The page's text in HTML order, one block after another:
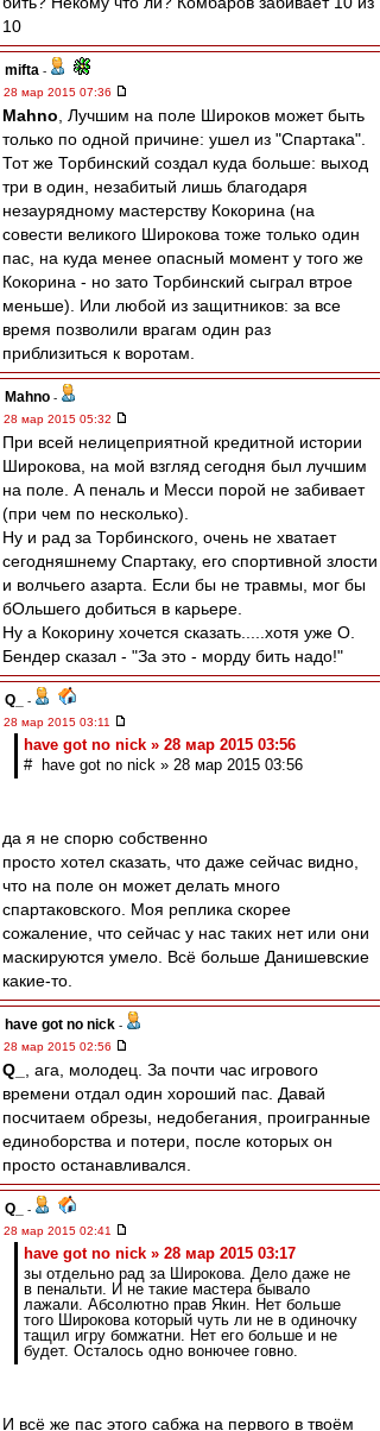
10
mifta -
28 мар 2015 07:36
Mahno , Лучшим на поле Широков может быть
только по одной причине: ушел из "Спартака".
Тот же Торбинский создал куда больше: выход
три в один, незабитый лишь благодаря
незаурядному мастерству Кокорина (на
совести великого Широкова тоже только один
пас, на куда менее опасный момент у того же
Кокорина - но зато Торбинский сыграл втрое
меньше). Или любой из защитников: за все
время позволили врагам один раз
приблизиться к воротам.
Mahno -
28 мар 2015 05:32
При всей нелицеприятной кредитной истории
Широкова, на мой взгляд сегодня был лучшим
на поле. А пеналь и Месси порой не забивает
(при чем по несколько).
Ну и рад за Торбинского, очень не хватает
сегодняшнему Спартаку, его спортивной злости
и волчьего азарта. Если бы не травмы, мог бы
бОльшего добиться в карьере.
Ну а Кокорину хочется сказать.....хотя уже О.
Бендер сказал - "За это - морду бить надо!"
Q_
-
28 мар 2015 03:11
have got no nick » 28 мар 2015 03:56
# have got no nick » 28 мар 2015 03:56
да я не спорю собственно
просто хотел сказать, что даже сейчас видно,
что на поле он может делать много
спартаковского. Моя реплика скорее
сожаление, что сейчас у нас таких нет или они
маскируются умело. Всё больше Данишевские
какие-то.
have got no nick -
28 мар 2015 02:56
Q_
, ага, молодец. За почти час игрового
времени отдал один хороший пас. Давай
посчитаем обрезы, недобегания, проигранные
единоборства и потери, после которых он
просто останавливался.
Q_
-
28 мар 2015 02:41
have got no nick » 28 мар 2015 03:17
зы отдельно рад за Широкова. Дело даже не
в пенальти. И не такие мастера бывало
лажали. Абсолютно прав Якин. Нет больше
того Широкова который чуть ли не в одиночку
тащил игру бомжатни. Нет его больше и не
будет. Осталось одно вонючее говно.
И всё же пас этого сабжа на первого в твоём